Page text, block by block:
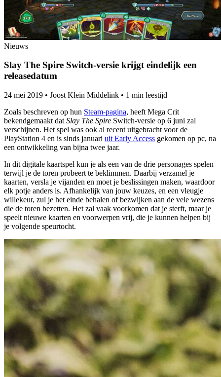
Nieuws
Slay The Spire Switch-versie krijgt eindelijk een
releasedatum
24 mei 2019 • Joost Klein Middelink • 1 min leestijd
Zoals beschreven op hun Steam-pagina, heeft Mega Crit
bekendgemaakt dat Slay The Spire Switch-versie op 6 juni zal
verschijnen. Het spel was ook al recent uitgebracht voor de
PlayStation 4 en is sinds januari uit Early Access gekomen op pc, na
een ontwikkeling van bijna twee jaar.
In dit digitale kaartspel kun je als een van de drie personages spelen
terwijl je de toren probeert te beklimmen. Daarbij verzamel je
kaarten, versla je vijanden en moet je beslissingen maken, waardoor
elk potje anders is. Afhankelijk van jouw keuzes, en een vleugje
willekeur, zul je het einde behalen of bezwijken aan de vele wezens
die de toren bezetten. Het zal vaak voorkomen dat je sterft, maar je
speelt nieuwe kaarten en voorwerpen vrij, die je kunnen helpen bij
je volgende speurtocht.